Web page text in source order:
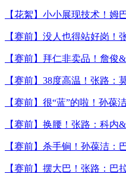
【花絮】小小展现技术！姆
【赛前】没人也得站好岗！
【赛前】拜仁非卖品！詹
【赛前】38度高温！张路
【赛前】很“蓝”的啦！孙葆
【赛前】换腰！张路：科内
【赛前】杀手锏！孙葆洁：
【赛前】摆大巴！张路：巴